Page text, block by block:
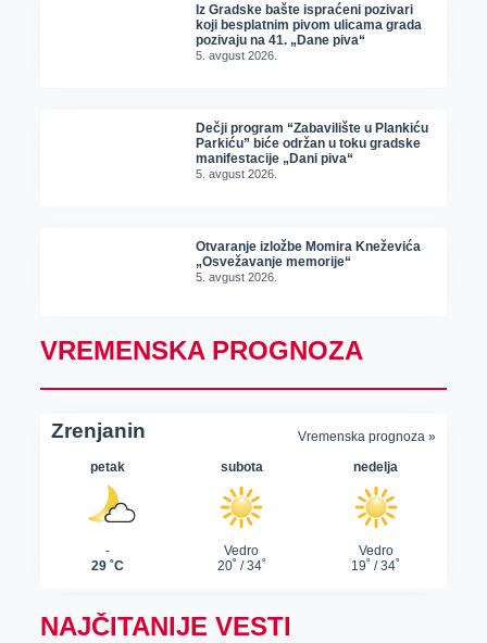
Iz Gradske bašte ispraćeni pozivari
koji besplatnim pivom ulicama grada
pozivaju na 41. „Dane piva“
5. avgust 2026.
Dečji program “Zabavilište u Plankiću
Parkiću” biće održan u toku gradske
manifestacije „Dani piva“
5. avgust 2026.
Otvaranje izložbe Momira Kneževića
„Osvežavanje memorije“
5. avgust 2026.
VREMENSKA PROGNOZA
NAJČITANIJE VESTI